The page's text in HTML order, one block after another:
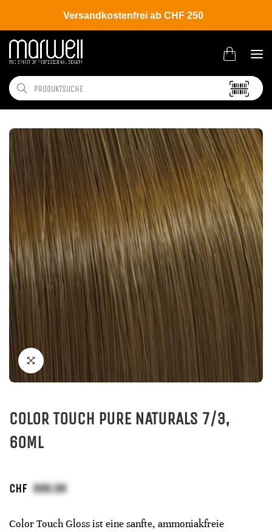
Versandkostenfrei ab CHF 250
Shop Brands Wella
COLOR TOUCH PURE NATURALS 7/3,
60ML
CHF
Color Touch Gloss ist eine sanfte, ammoniakfreie